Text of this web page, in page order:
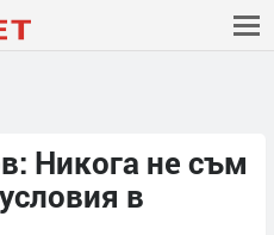
Никога не съм
в